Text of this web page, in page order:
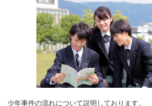
少年事件の流れについて説明しております。